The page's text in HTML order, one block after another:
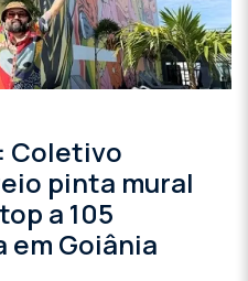
Coletivo
pinta mural
a 105
em Goiânia